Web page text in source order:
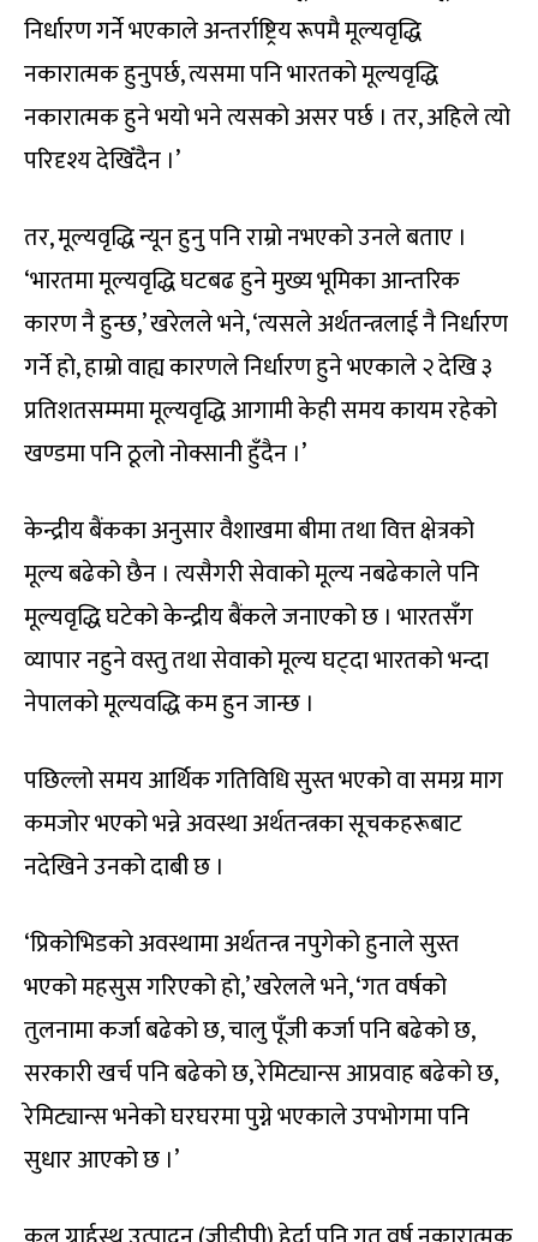
निर्धारण गर्ने भएकाले अन्तर्राष्ट्रिय रूपमै मूल्यवृद्धि
नकारात्मक हुनुपर्छ, त्यसमा पनि भारतको मूल्यवृद्धि
नकारात्मक हुने भयो भने त्यसको असर पर्छ । तर, अहिले त्यो
परिदृश्य देखिँदैन ।’
तर, मूल्यवृद्धि न्यून हुनु पनि राम्रो नभएको उनले बताए ।
‘भारतमा मूल्यवृद्धि घटबढ हुने मुख्य भूमिका आन्तरिक
कारण नै हुन्छ,’ खरेलले भने, ‘त्यसले अर्थतन्त्रलाई नै निर्धारण
गर्ने हो, हाम्रो वाह्य कारणले निर्धारण हुने भएकाले २ देखि ३
प्रतिशतसम्ममा मूल्यवृद्धि आगामी केही समय कायम रहेको
खण्डमा पनि ठूलो नोक्सानी हुँदैन ।’
केन्द्रीय बैंकका अनुसार वैशाखमा बीमा तथा वित्त क्षेत्रको
मूल्य बढेको छैन । त्यसैगरी सेवाको मूल्य नबढेकाले पनि
मूल्यवृद्धि घटेको केन्द्रीय बैंकले जनाएको छ । भारतसँग
व्यापार नहुने वस्तु तथा सेवाको मूल्य घट्दा भारतको भन्दा
नेपालको मूल्यवद्धि कम हुन जान्छ ।
पछिल्लो समय आर्थिक गतिविधि सुस्त भएको वा समग्र माग
कमजोर भएको भन्ने अवस्था अर्थतन्त्रका सूचकहरूबाट
नदेखिने उनको दाबी छ ।
‘प्रिकोभिडको अवस्थामा अर्थतन्त्र नपुगेको हुनाले सुस्त
भएको महसुस गरिएको हो,’ खरेलले भने, ‘गत वर्षको
तुलनामा कर्जा बढेको छ, चालु पूँजी कर्जा पनि बढेको छ,
सरकारी खर्च पनि बढेको छ, रेमिट्यान्स आप्रवाह बढेको छ,
रेमिट्यान्स भनेको घरघरमा पुग्ने भएकाले उपभोगमा पनि
सुधार आएको छ ।’